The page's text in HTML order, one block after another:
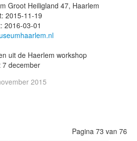
Groot Heiligland 47, Haarlem
2015-11-19
2016-03-01
uit de Haerlem workshop
7 december
2015
Pagina 73 van 76